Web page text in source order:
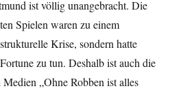
ist völlig unangebracht. Die
Spielen waren zu einem
Krise, sondern hatte
zu tun. Deshalb ist auch die
„Ohne Robben ist alles